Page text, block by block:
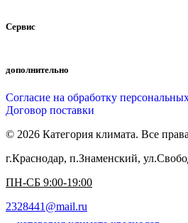
Сервис
дополнительно
Согласие на обработку
Договор поставки
© 2026 Категория климата. Все
г.Краснодар, п.Знаменский,
ПН-СБ 9:00-19:00
2328441@mail.ru